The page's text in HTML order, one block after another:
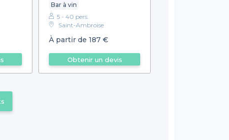
Bar à vin
5 - 40 pers.
Saint-Ambroise
À partir de 187 €
Obtenir un devis